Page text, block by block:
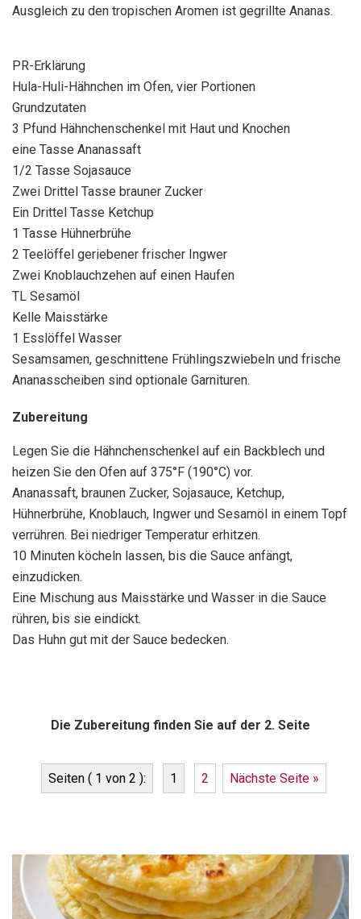
Ausgleich zu den tropischen Aromen ist gegrillte Ananas.
PR-Erklärung
Hula-Huli-Hähnchen im Ofen, vier Portionen
Grundzutaten
3 Pfund Hähnchenschenkel mit Haut und Knochen
eine Tasse Ananassaft
1/2 Tasse Sojasauce
Zwei Drittel Tasse brauner Zucker
Ein Drittel Tasse Ketchup
1 Tasse Hühnerbrühe
2 Teelöffel geriebener frischer Ingwer
Zwei Knoblauchzehen auf einen Haufen
TL Sesamöl
Kelle Maisstärke
1 Esslöffel Wasser
Sesamsamen, geschnittene Frühlingszwiebeln und frische
Ananasscheiben sind optionale Garnituren.
Zubereitung
Legen Sie die Hähnchenschenkel auf ein Backblech und
heizen Sie den Ofen auf 375°F (190°C) vor.
Ananassaft, braunen Zucker, Sojasauce, Ketchup,
Hühnerbrühe, Knoblauch, Ingwer und Sesamöl in einem Topf
verrühren. Bei niedriger Temperatur erhitzen.
10 Minuten köcheln lassen, bis die Sauce anfängt,
einzudicken.
Eine Mischung aus Maisstärke und Wasser in die Sauce
rühren, bis sie eindickt.
Das Huhn gut mit der Sauce bedecken.
Die Zubereitung finden Sie auf der 2. Seite
Seiten ( 1 von 2 ): 1 2 Nächste Seite »